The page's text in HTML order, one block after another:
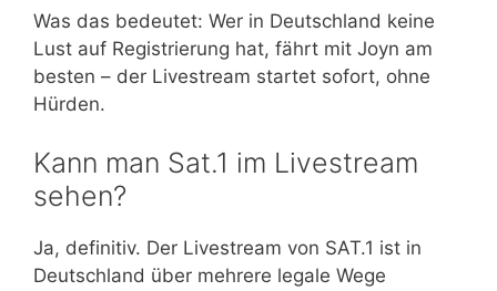
Was das bedeutet: Wer in Deutschland keine
Lust auf Registrierung hat, fährt mit Joyn am
besten – der Livestream startet sofort, ohne
Hürden.
Kann man Sat.1 im Livestream
sehen?
Ja, definitiv. Der Livestream von SAT.1 ist in
Deutschland über mehrere legale Wege